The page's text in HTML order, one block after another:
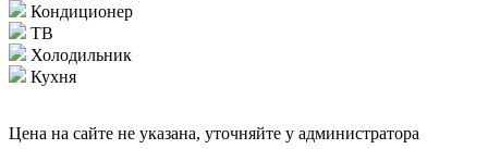
Кондиционер
ТВ
Холодильник
Кухня
Цена на сайте не указана, уточняйте у администратора